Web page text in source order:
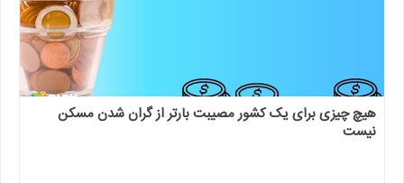
هیچ چیزی برای یک کشور مصیبت بارتر از گران شدن مسکن
نیست